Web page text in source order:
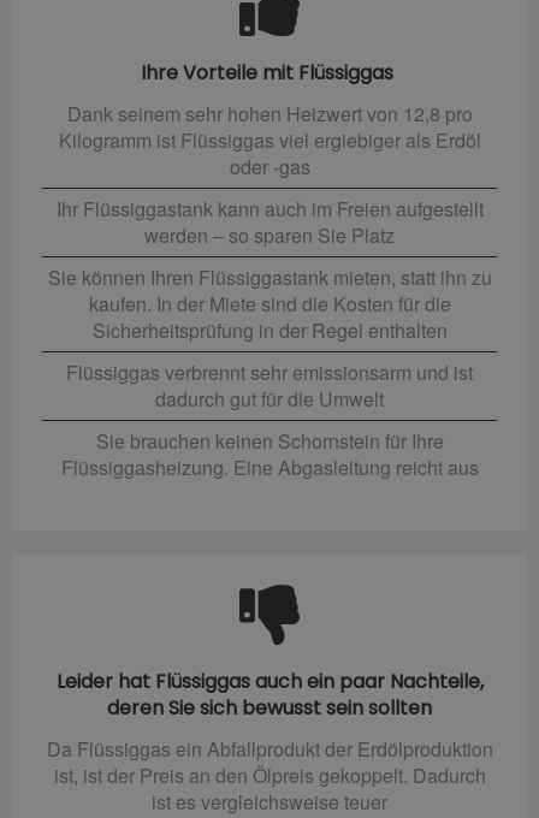
Ihre Vorteile mit Flüssiggas
Dank seinem sehr hohen Heizwert von 12,8 pro
Kilogramm ist Flüssiggas viel ergiebiger als Erdöl
oder -gas
Ihr Flüssiggastank kann auch im Freien aufgestellt
werden – so sparen Sie Platz
Sie können Ihren Flüssiggastank mieten, statt ihn zu
kaufen. In der Miete sind die Kosten für die
Sicherheitsprüfung in der Regel enthalten
Flüssiggas verbrennt sehr emissionsarm und ist
dadurch gut für die Umwelt
Sie brauchen keinen Schornstein für Ihre
Flüssiggasheizung. Eine Abgasleitung reicht aus
Leider hat Flüssiggas auch ein paar Nachteile,
deren Sie sich bewusst sein sollten
Da Flüssiggas ein Abfallprodukt der Erdölproduktion
ist, ist der Preis an den Ölpreis gekoppelt. Dadurch
ist es vergleichsweise teuer